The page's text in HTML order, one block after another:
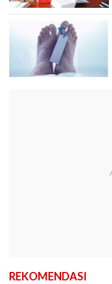
REKOMENDASI